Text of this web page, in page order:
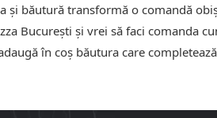
și băutură transformă o comandă
București și vrei să faci comanda
în coș băutura care